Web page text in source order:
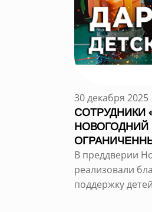
30 декабря 2025
СОТРУДНИКИ
НОВОГОДНИЙ
В преддверии
реализовали
поддержку